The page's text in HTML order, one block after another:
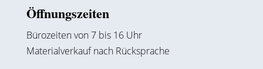
Öffnungszeiten
Bürozeiten von 7 bis 16 Uhr
Materialverkauf nach Rücksprache